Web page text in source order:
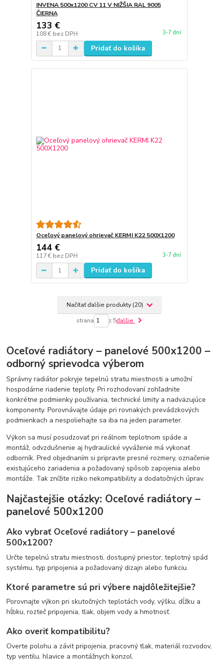
INVENA 500x1200 CV 11 V NIŽŠIA RAL 9005
ČIERNA
133 €
108 € bez DPH 3-7 dní
Pridať do košíka
Oceľový panelový ohrievač KERMI K22 500X1200
144 €
117 € bez DPH 3-7 dní
Pridať do košíka
Načítať ďalšie produkty (20)
strana z 5ďalšie
Oceľové radiátory – panelové 500x1200 –
odborný sprievodca výberom
Správny radiátor pokryje tepelnú stratu miestnosti a umožní
hospodárne riadenie teploty. Pri rozhodovaní zohľadnite
konkrétne podmienky používania, technické limity a nadväzujúce
komponenty. Porovnávajte údaje pri rovnakých prevádzkových
podmienkach a nespoliehajte sa iba na jeden parameter.
Výkon sa musí posudzovať pri reálnom teplotnom spáde a
montáž, odvzdušnenie aj hydraulické vyváženie má vykonať
odborník. Pred objednaním si pripravte presné rozmery, označenie
existujúceho zariadenia a požadovaný spôsob zapojenia alebo
montáže. Tak znížite riziko nekompatibility a dodatočných úprav.
Najčastejšie otázky: Oceľové radiátory –
panelové 500x1200
Ako vybrať Oceľové radiátory – panelové
500x1200?
Určte tepelnú stratu miestnosti, dostupný priestor, teplotný spád
systému, typ pripojenia a požadovaný dizajn alebo funkciu.
Ktoré parametre sú pri výbere najdôležitejšie?
Porovnajte výkon pri skutočných teplotách vody, výšku, dĺžku a
hĺbku, rozteč pripojenia, tlak, objem vody a hmotnosť.
Ako overiť kompatibilitu?
Overte polohu a závit pripojenia, pracovný tlak, materiál rozvodov,
typ ventilu, hlavice a montážnych konzol.